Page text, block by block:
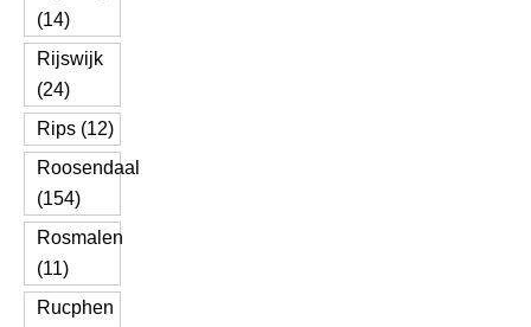
(14)
Rijswijk
(24)
Rips (12)
Roosendaal
(154)
Rosmalen
(11)
Rucphen